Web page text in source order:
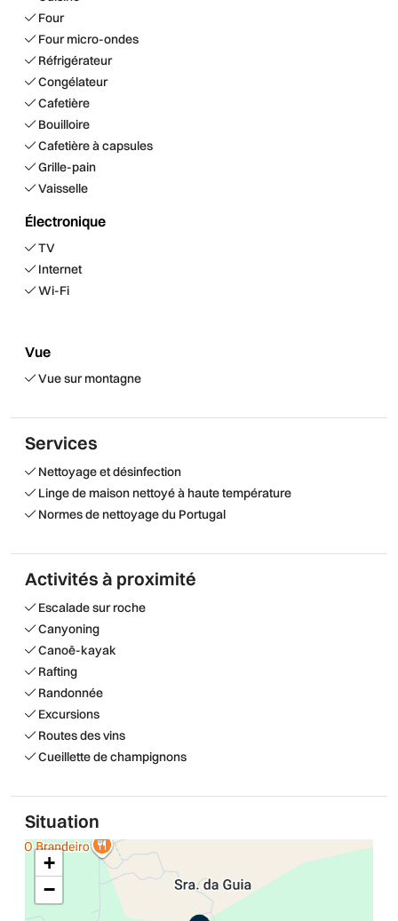
Four
Four micro-ondes
Réfrigérateur
Congélateur
Cafetière
Bouilloire
Cafetière à capsules
Grille-pain
Vaisselle
Électronique
TV
Internet
Wi-Fi
Vue
Vue sur montagne
Services
Nettoyage et désinfection
Linge de maison nettoyé à haute température
Normes de nettoyage du Portugal
Activités à proximité
Escalade sur roche
Canyoning
Canoë-kayak
Rafting
Randonnée
Excursions
Routes des vins
Cueillette de champignons
Situation
+
−